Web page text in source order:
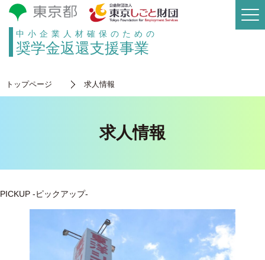
中小企業人材確保のための
奨学金返還支援事業
トップページ 求人情報
求人情報
PICKUP -ピックアップ-